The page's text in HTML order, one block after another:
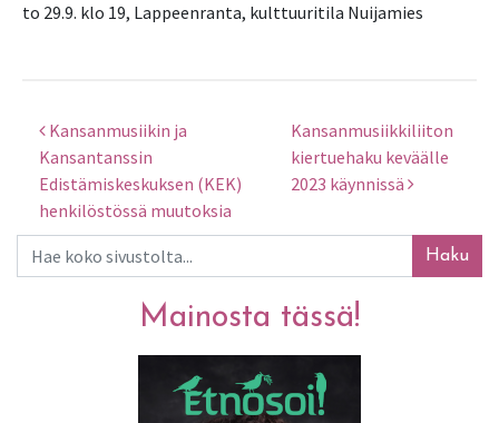
to 29.9. klo 19, Lappeenranta, kulttuuritila Nuijamies
Artikkelien selaus
Kansanmusiikin ja
Kansantanssin
Edistämiskeskuksen (KEK)
henkilöstössä muutoksia
Kansanmusiikkiliiton
kiertuehaku keväälle
2023 käynnissä
Haku
Mainosta tässä!